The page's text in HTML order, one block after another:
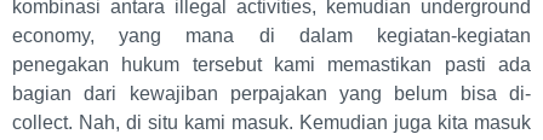
kombinasi antara illegal activities, kemudian underground
economy, yang mana di dalam kegiatan-kegiatan
penegakan hukum tersebut kami memastikan pasti ada
bagian dari kewajiban perpajakan yang belum bisa di-
collect. Nah, di situ kami masuk. Kemudian juga kita masuk